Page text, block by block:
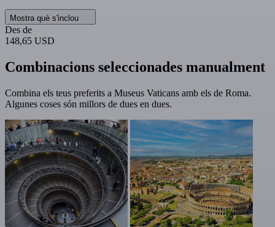
Mostra què s'inclou
Des de
148,65 USD
Combinacions seleccionades manualment
Combina els teus preferits a Museus Vaticans amb els de Roma.
Algunes coses són millors de dues en dues.